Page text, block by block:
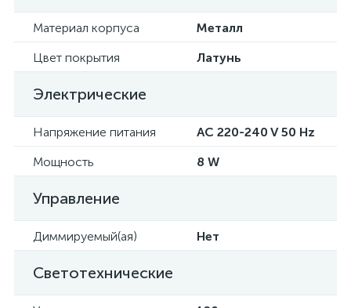
Материал корпуса
Металл
Цвет покрытия
Латунь
Электрические
Напряжение питания
AC 220-240 V 50 Hz
Мощность
8 W
Управление
Диммируемый(ая) Нет
Светотехнические